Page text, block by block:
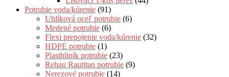
Potrubie voda/kúrenie (91)
Uhlíková oceľ potrubie (6)
Medené potrubie (6)
Flexi prepojenie voda/kúrenie (32)
HDPE potrubie (1)
Plasthliník potrubie (23)
Rehau Rautitan potrubie (9)
Nerezové potrubie (14)